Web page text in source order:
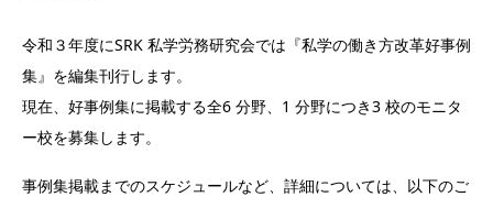
令和３年度にSRK 私学労務研究会では『私学の働き方改革好事例
集』を編集刊行します。
現在、好事例集に掲載する全6 分野、1 分野につき3 校のモニタ
ー校を募集します。
事例集掲載までのスケジュールなど、詳細については、以下のご